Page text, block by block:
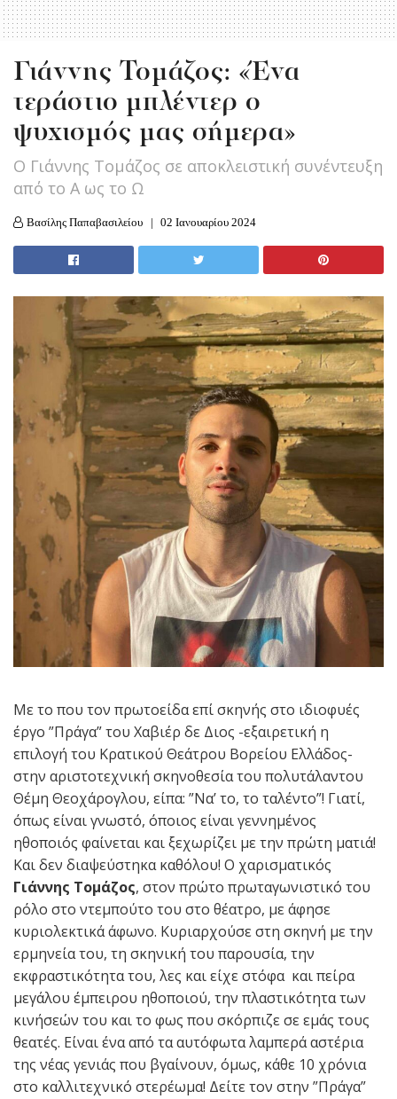
Γιάννης Τομάζος: «Ένα
τεράστιο μπλέντερ o
ψυχισμός μας σήμερα»
Ο Γιάννης Τομάζος σε αποκλειστική συνέντευξη
από το Α ως το Ω
Βασίλης Παπαβασιλείου 02 Ιανουαρίου 2024
Με το που τον πρωτοείδα επί σκηνής στο ιδιοφυές
έργο ”Πράγα” του Χαβιέρ δε Διος -εξαιρετική η
επιλογή του Κρατικού Θεάτρου Βορείου Ελλάδος-
στην αριστοτεχνική σκηνοθεσία του πολυτάλαντου
Θέμη Θεοχάρογλου, είπα: ”Να’ το, το ταλέντο”! Γιατί,
όπως είναι γνωστό, όποιος είναι γεννημένος
ηθοποιός φαίνεται και ξεχωρίζει με την πρώτη ματιά!
Και δεν διαψεύστηκα καθόλου! Ο χαρισματικός
Γιάννης Τομάζος, στον πρώτο πρωταγωνιστικό του
ρόλο στο ντεμπούτο του στο θέατρο, με άφησε
κυριολεκτικά άφωνο. Κυριαρχούσε στη σκηνή με την
ερμηνεία του, τη σκηνική του παρουσία, την
εκφραστικότητα του, λες και είχε στόφα και πείρα
μεγάλου έμπειρου ηθοποιού, την πλαστικότητα των
κινήσεών του και το φως που σκόρπιζε σε εμάς τους
θεατές. Είναι ένα από τα αυτόφωτα λαμπερά αστέρια
της νέας γενιάς που βγαίνουν, όμως, κάθε 10 χρόνια
στο καλλιτεχνικό στερέωμα! Δείτε τον στην ”Πράγα”